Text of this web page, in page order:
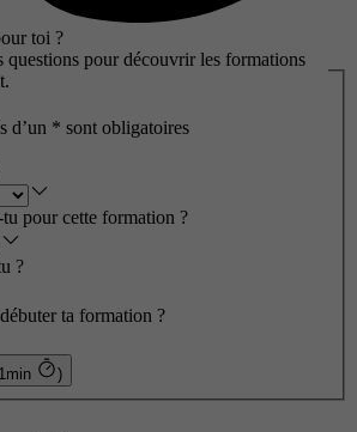
toi ?
questions pour découvrir les formations
d’un * sont obligatoires
pour cette formation ?
?
ta formation ?
)